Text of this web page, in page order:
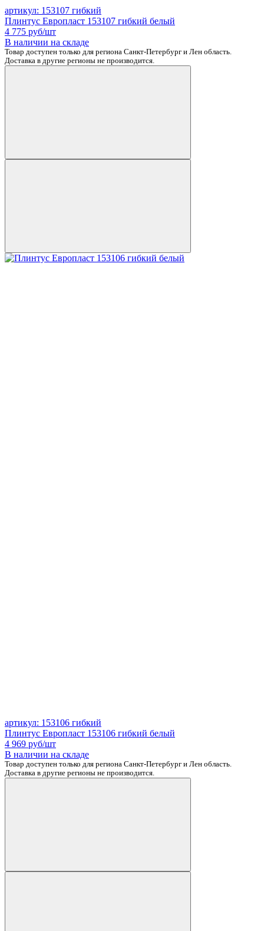
артикул: 153107 гибкий
Плинтус Европласт 153107 гибкий белый
4 775 руб/шт
В наличии на складе
Товар доступен только для региона Санкт-Петербург и Лен область.
Доставка в другие регионы не производится.
артикул: 153106 гибкий
Плинтус Европласт 153106 гибкий белый
4 969 руб/шт
В наличии на складе
Товар доступен только для региона Санкт-Петербург и Лен область.
Доставка в другие регионы не производится.